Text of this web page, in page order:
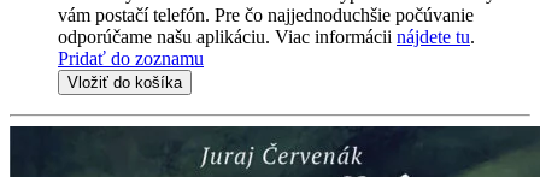
vám postačí telefón. Pre čo najjednoduchšie počúvanie
odporúčame našu aplikáciu. Viac informácii nájdete tu.
Pridať do zoznamu
Vložiť do košíka